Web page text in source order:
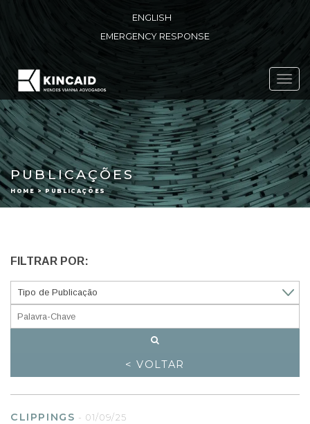
ENGLISH
EMERGENCY RESPONSE
PUBLICAÇÕES
HOME > PUBLICAÇÕES
FILTRAR POR:
< VOLTAR
CLIPPINGS -01/09/25